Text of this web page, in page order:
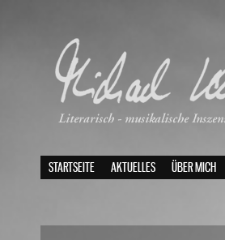
STARTSEITE AKTUELLES ÜBER MICH